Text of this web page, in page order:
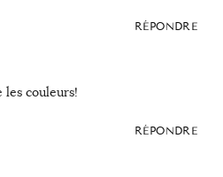
RÉPONDRE
les couleurs!
RÉPONDRE